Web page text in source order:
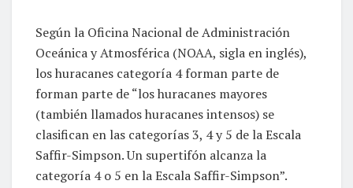
Según la Oficina Nacional de Administración
Oceánica y Atmosférica (NOAA, sigla en inglés),
los huracanes categoría 4 forman parte de
forman parte de “los huracanes mayores
(también llamados huracanes intensos) se
clasifican en las categorías 3, 4 y 5 de la Escala
Saffir-Simpson. Un supertifón alcanza la
categoría 4 o 5 en la Escala Saffir-Simpson”.